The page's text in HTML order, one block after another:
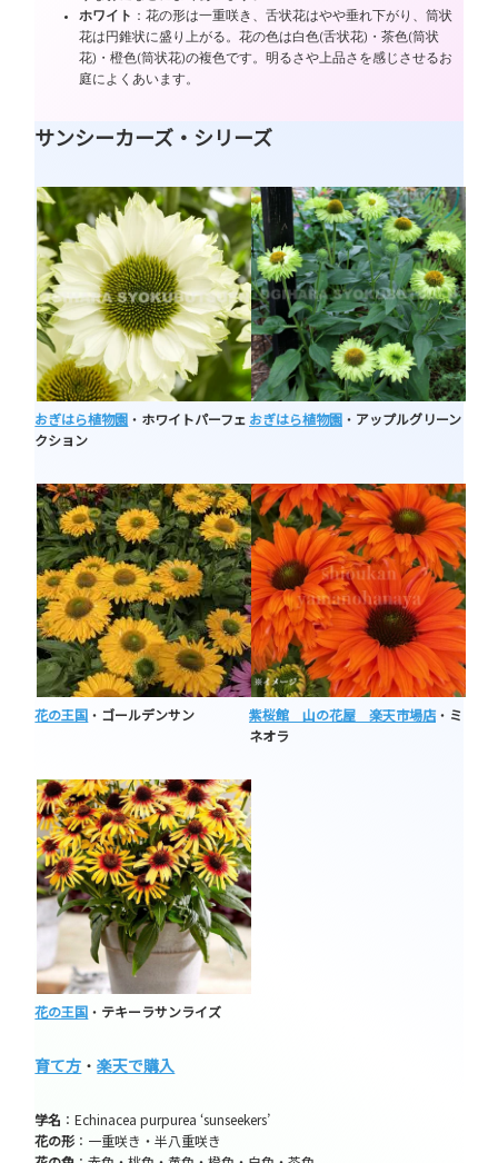
ホワイト ：花の形は一重咲き、舌状花はやや垂れ下がり、筒状
花は円錐状に盛り上がる。花の色は白色(舌状花)・茶色(筒状
花)・橙色(筒状花)の複色です。明るさや上品さを感じさせるお
庭によくあいます。
サンシーカーズ・シリーズ
おぎはら植物園 ・ ホワイトパーフェ
クション
おぎはら植物園 ・ アップルグリーン
花の王国 ・ ゴールデンサン 紫桜館 山の花屋 楽天市場店 ・ ミ
ネオラ
花の王国 ・ テキーラサンライズ
育て方 ・楽天で購入
学名 ：Echinacea purpurea ‘sunseekers’
花の形 ：一重咲き・半八重咲き